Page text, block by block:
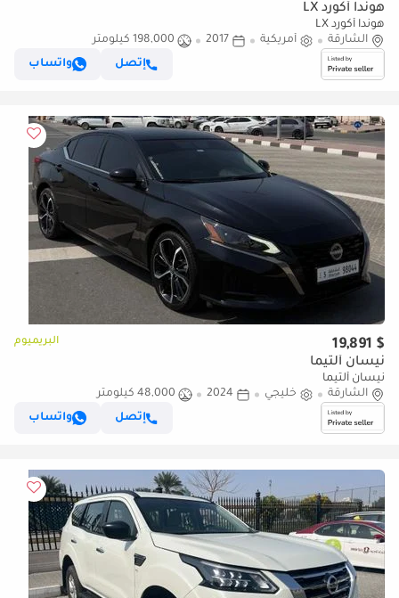
هوندا أكورد LX
هوندا أكورد LX
الشارقة
أمريكية 2017
198,000 كيلومتر
إتصل
واتساب
$ 19,891 البريميوم
نيسان ألتيما
نيسان ألتيما
الشارقة
خليجي 2024
48,000 كيلومتر
إتصل
واتساب